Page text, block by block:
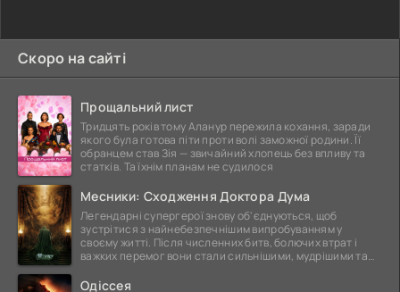
Скоро на сайті
Прощальний лист
Тридцять років тому Аланур пережила кохання, заради
якого була готова піти проти волі заможної родини. Її
обранцем став Зія — звичайний хлопець без впливу та
статків. Та їхнім планам не судилося
Месники: Сходження Доктора Дума
Легендарні супергерої знову об'єднуються, щоб
зустрітися з найнебезпечнішим випробуванням у
своєму житті. Після численних битв, болючих втрат і
важких перемог вони стали сильнішими, мудрішими та
Одіссея